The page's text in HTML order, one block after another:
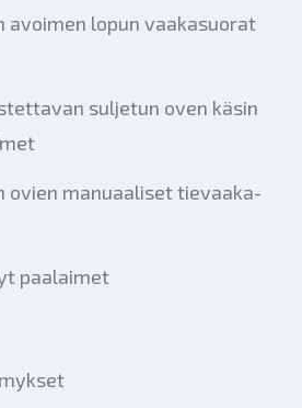
avoimen lopun vaakasuorat
suljetun oven käsin
manuaaliset tievaaka-
paalaimet